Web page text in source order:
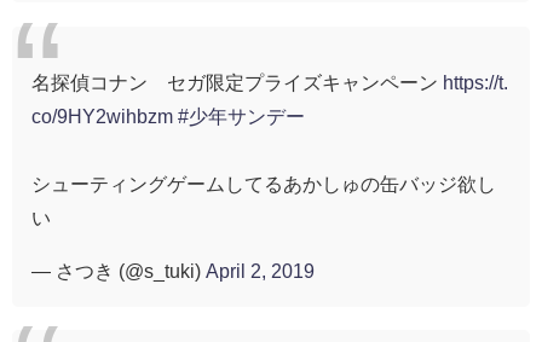
名探偵コナン セガ限定プライズキャンペーン https://t.
co/9HY2wihbzm #少年サンデー
シューティングゲームしてるあかしゅの缶バッジ欲し
い
— さつき (@s_tuki) April 2, 2019